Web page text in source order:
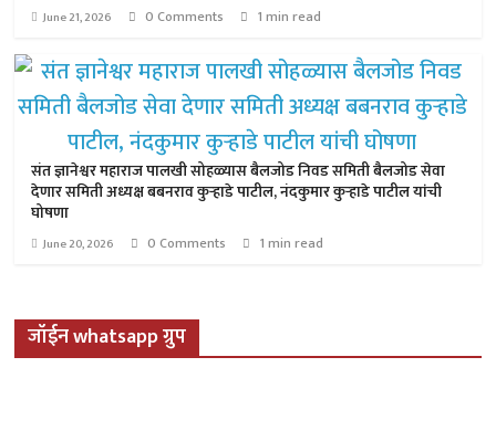
June 21, 2026 0 Comments 1 min read
संत ज्ञानेश्वर महाराज पालखी सोहळ्यास बैलजोड निवड समिती बैलजोड सेवा
देणार समिती अध्यक्ष बबनराव कुऱ्हाडे पाटील, नंदकुमार कुऱ्हाडे पाटील यांची
घोषणा
June 20, 2026 0 Comments 1 min read
जॉईन whatsapp ग्रुप